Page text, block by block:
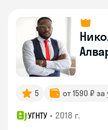
5 от 1590 ₽
УГНТУ • 2018 г.